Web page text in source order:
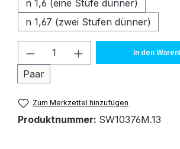
n 1,6 (eine Stufe dünner)
n 1,67 (zwei Stufen dünner)
Produkt Anzahl: Gib
Paar
In den
Zum Merkzettel hinzufügen
Produktnummer: SW10376M.13